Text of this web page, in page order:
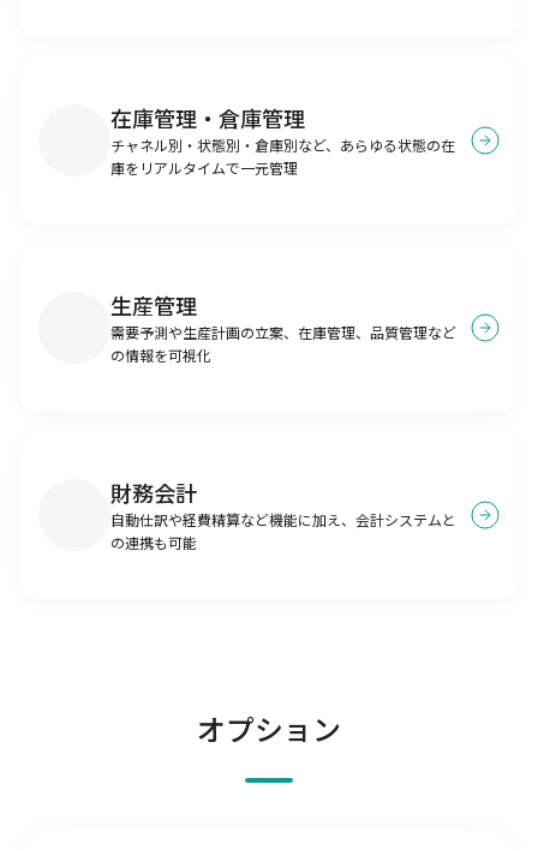
在庫管理・倉庫管理
チャネル別・状態別・倉庫別など、あらゆる状態の在
庫をリアルタイムで一元管理
生産管理
需要予測や生産計画の立案、在庫管理、品質管理など
の情報を可視化
財務会計
自動仕訳や経費精算など機能に加え、会計システムと
の連携も可能
オプション